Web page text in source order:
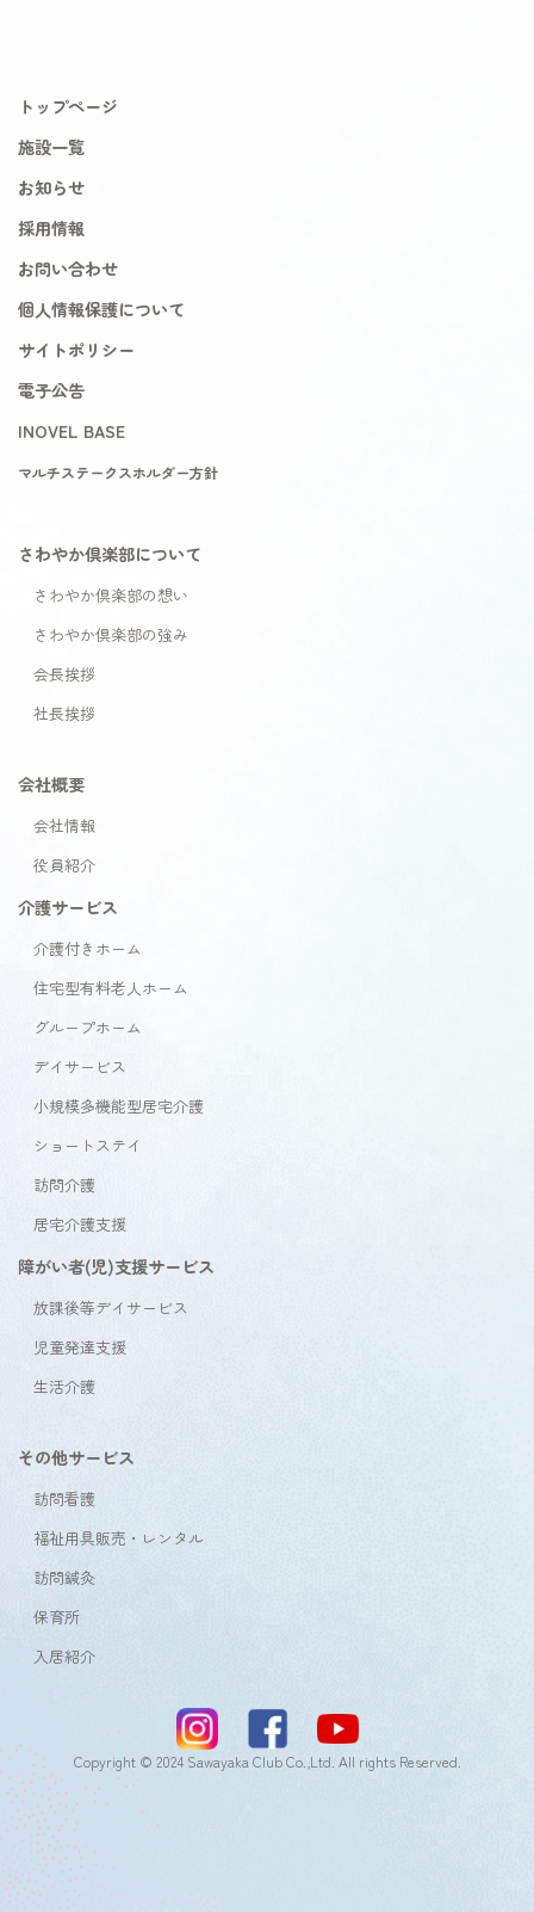
トップページ
施設一覧
お知らせ
採用情報
お問い合わせ
個人情報保護について
サイトポリシー
電子公告
INOVEL BASE
マルチステークスホルダー方針
さわやか倶楽部について
さわやか倶楽部の想い
さわやか倶楽部の強み
会長挨拶
社長挨拶
会社概要
会社情報
役員紹介
介護サービス
介護付きホーム
住宅型有料老人ホーム
グループホーム
デイサービス
小規模多機能型居宅介護
ショートステイ
訪問介護
居宅介護支援
障がい者(児)支援サービス
放課後等デイサービス
児童発達支援
生活介護
その他サービス
訪問看護
福祉用具販売・レンタル
訪問鍼灸
保育所
入居紹介
Copyright © 2024 Sawayaka Club Co.,Ltd. All rights Reserved.